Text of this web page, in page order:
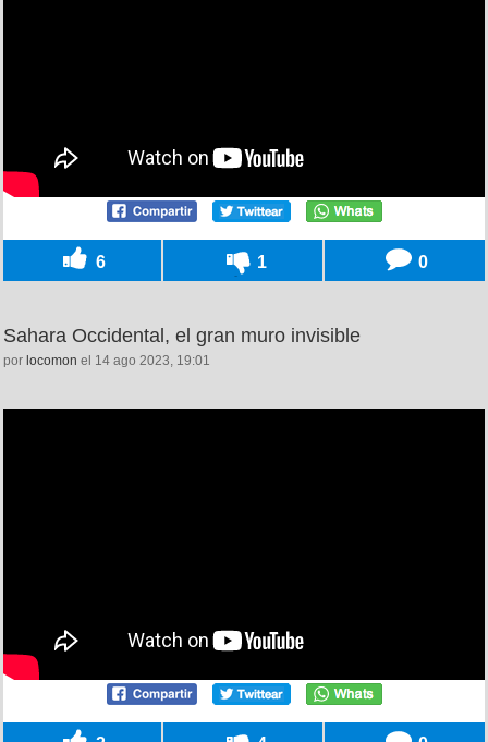
6 1 0
Sahara Occidental, el gran muro invisible
por locomon el 14 ago 2023, 19:01